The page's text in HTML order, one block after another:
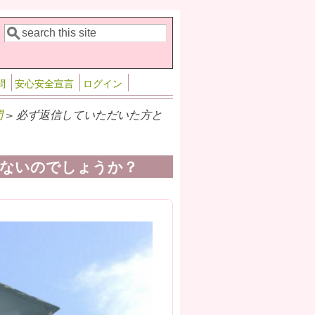
検索フォーム
検索
安心安全宣言 ログイン
> 必ず返信していただいた方と
いのでしょうか？